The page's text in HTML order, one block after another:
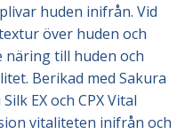
huden inifrån. Vid
över huden och
till huden och
Berikad med Sakura
EX och CPX Vital
vitaliteten inifrån och